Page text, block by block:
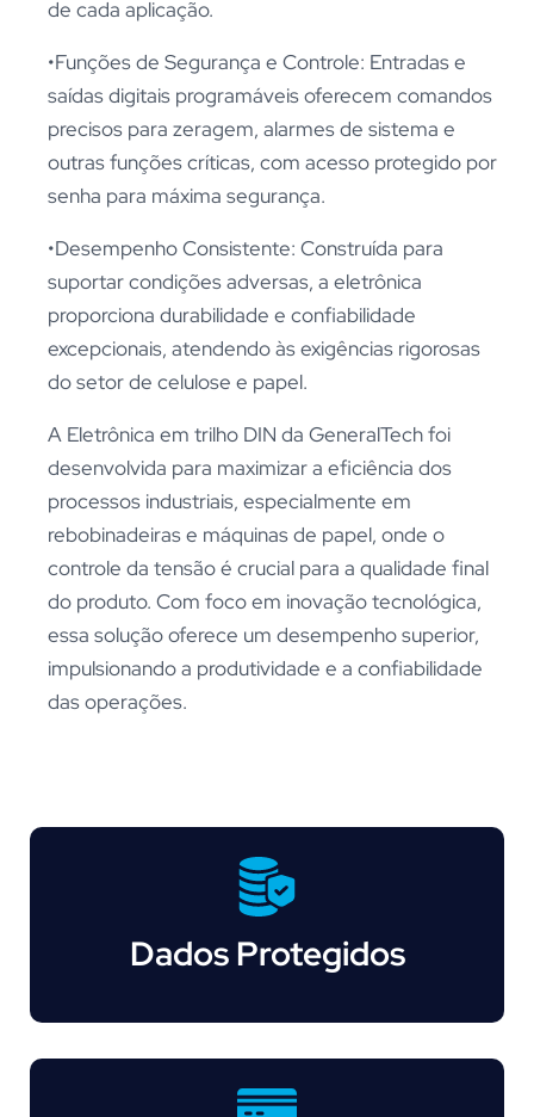
de cada aplicação.
•Funções de Segurança e Controle: Entradas e
saídas digitais programáveis oferecem comandos
precisos para zeragem, alarmes de sistema e
outras funções críticas, com acesso protegido por
senha para máxima segurança.
•Desempenho Consistente: Construída para
suportar condições adversas, a eletrônica
proporciona durabilidade e confiabilidade
excepcionais, atendendo às exigências rigorosas
do setor de celulose e papel.
A Eletrônica em trilho DIN da GeneralTech foi
desenvolvida para maximizar a eficiência dos
processos industriais, especialmente em
rebobinadeiras e máquinas de papel, onde o
controle da tensão é crucial para a qualidade final
do produto. Com foco em inovação tecnológica,
essa solução oferece um desempenho superior,
impulsionando a produtividade e a confiabilidade
das operações.
Dados Protegidos